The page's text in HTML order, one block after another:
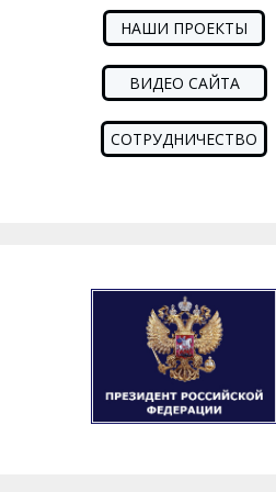
НАШИ ПРОЕКТЫ
ВИДЕО САЙТА
СОТРУДНИЧЕСТВО